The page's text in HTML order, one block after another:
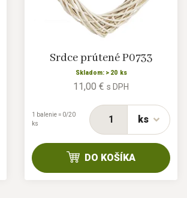
Srdce prútené P0733
Skladom: > 20 ks
11,00 € s DPH
ks
1 balenie = 0/20
ks
DO KOŠÍKA